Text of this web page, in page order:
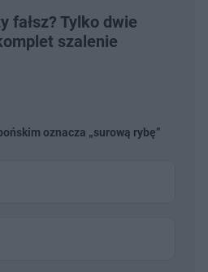
fałsz? Tylko dwie
szalenie
oznacza „surową rybę”